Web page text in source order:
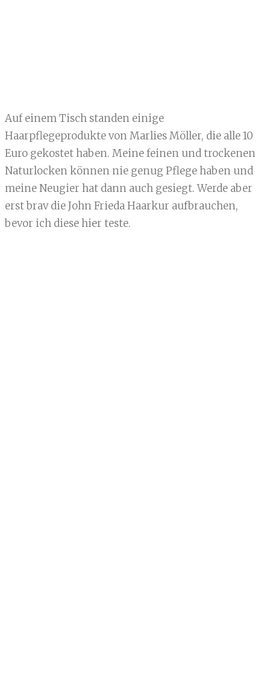
Auf einem Tisch standen einige
Haarpflegeprodukte von Marlies Möller, die alle 10
Euro gekostet haben. Meine feinen und trockenen
Naturlocken können nie genug Pflege haben und
meine Neugier hat dann auch gesiegt. Werde aber
erst brav die John Frieda Haarkur aufbrauchen,
bevor ich diese hier teste.